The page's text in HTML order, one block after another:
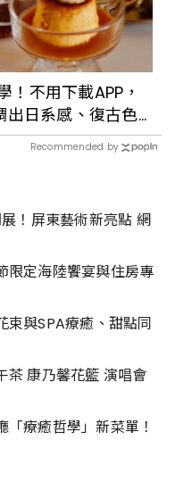
不用下載APP，
出日系感、復古色
Recommended by
！屏東藝術新亮點 網
限定海陸饗宴與住房專
束與SPA療癒、甜點同
茶 康乃馨花籃 演唱會
療癒哲學」新菜單！